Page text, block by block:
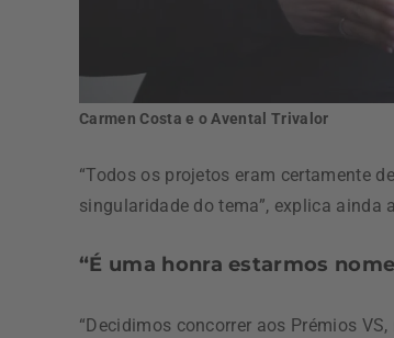
Carmen Costa e o Avental Trivalor
“Todos os projetos eram certamente
singularidade do tema”, explica ainda
“É uma honra estarmos
“Decidimos concorrer aos Prémios